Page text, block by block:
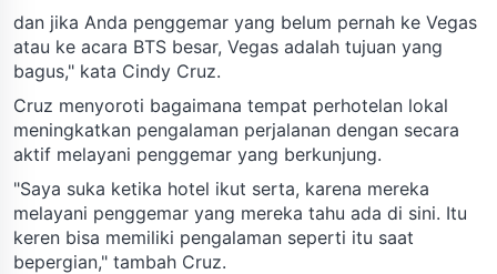
dan jika Anda penggemar yang belum pernah ke Vegas
atau ke acara BTS besar, Vegas adalah tujuan yang
bagus," kata Cindy Cruz.
Cruz menyoroti bagaimana tempat perhotelan lokal
meningkatkan pengalaman perjalanan dengan secara
aktif melayani penggemar yang berkunjung.
"Saya suka ketika hotel ikut serta, karena mereka
melayani penggemar yang mereka tahu ada di sini. Itu
keren bisa memiliki pengalaman seperti itu saat
bepergian," tambah Cruz.